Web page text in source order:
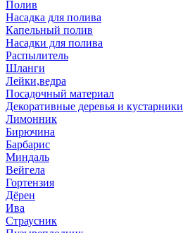
Полив
Насадка для полива
Капельный полив
Насадки для полива
Распылитель
Шланги
Лейки,ведра
Посадочный материал
Декоративные деревья и кустарники
Лимонник
Бирючина
Барбарис
Миндаль
Вейгела
Гортензия
Дёрен
Ива
Страусник